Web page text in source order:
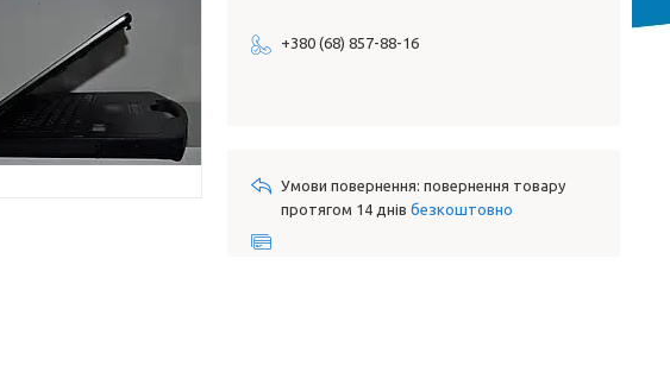
+380 (68) 857-88-16
повернення товару
протягом 14 днів безкоштовно